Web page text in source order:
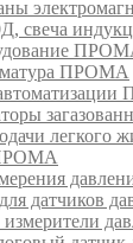
свеча
ПРОМА
легкого
датчиков
измерители